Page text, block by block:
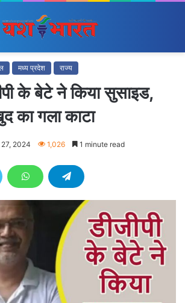
मध्य प्रदेश राज्य
के बेटे ने किया सुसाइड,
का गला काटा
2024 1,026 1 minute read